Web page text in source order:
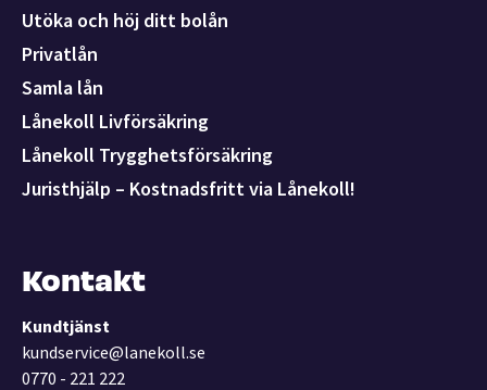
Utöka och höj ditt bolån
Privatlån
Samla lån
Lånekoll Livförsäkring
Lånekoll Trygghetsförsäkring
Juristhjälp – Kostnadsfritt via Lånekoll!
Kontakt
Kundtjänst
kundservice@lanekoll.se
0770 - 221 222